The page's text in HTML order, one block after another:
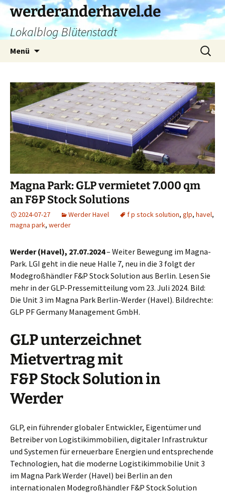
Zum
Inhalt
springen
werderanderhavel.de
Lokalblog Blütenstadt
Menü
Suchen
nach:
Magna Park: GLP vermietet 7.000 qm
an F&P Stock Solutions
2024-07-27 Werder Havel f p stock solution, glp, havel,
magna park, werder
Werder (Havel), 27.07.2024– Weiter Bewegung im Magna-
Park. LGI geht in die neue Halle 7, neu in die 3 folgt der
Modegroßhändler F&P Stock Solution aus Berlin. Lesen Sie
mehr in der GLP-Pressemitteilung vom 23. Juli 2024. Bild:
Die Unit 3 im Magna Park Berlin-Werder (Havel). Bildrechte:
GLP PF Germany Management GmbH.
GLP unterzeichnet
Mietvertrag mit
F&P Stock Solution in
Werder
GLP, ein führender globaler Entwickler, Eigentümer und
Betrei­ber von Logistikimmobilien, digitaler Infrastruktur
und Systemen für erneuerbare Ener­gi­en und entsprechende
Technologien, hat die moderne Logistikimmobilie Unit 3
im Magna Park Werder (Havel) bei Berlin an den
internationalen Modegroßhändler F&P Stock Solution